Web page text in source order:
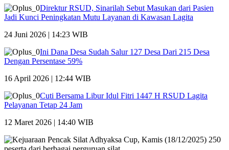
Direktur RSUD, Sinarilah Sebut Masukan dari Pasien
Jadi Kunci Peningkatan Mutu Layanan di Kawasan Lagita
24 Juni 2026 | 14:23 WIB
Ini Dana Desa Sudah Salur 127 Desa Dari 215 Desa
Dengan Persentase 59%
16 April 2026 | 12:44 WIB
Cuti Bersama Libur Idul Fitri 1447 H RSUD Lagita
Pelayanan Tetap 24 Jam
12 Maret 2026 | 14:40 WIB